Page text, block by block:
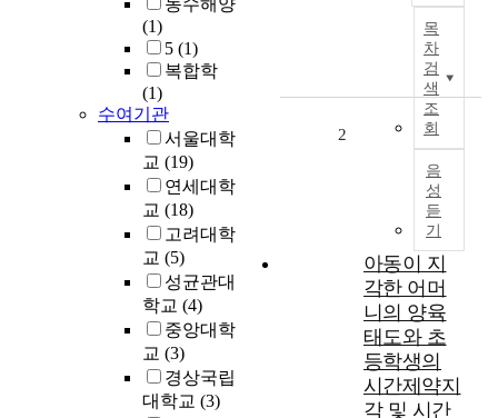
농수해양
(1)
5 (1)
복합학
(1)
수여기관
서울대학
교 (19)
연세대학
교 (18)
고려대학
교 (5)
성균관대
학교 (4)
중앙대학
교 (3)
경상국립
대학교 (3)
목
차
검
색
조
회
음
성
듣
기
2
아동이 지
각한 어머
니의 양육
태도와 초
등학생의
시간제약지
각 및 시간